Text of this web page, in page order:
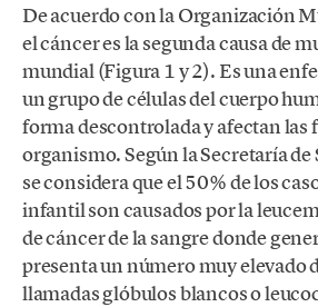
De acuerdo con la Organización
el cáncer es la segunda causa de
mundial (Figura 1 y 2). Es una
un grupo de células del cuerpo
forma descontrolada y afectan las
organismo. Según la Secretaría
se considera que el 50% de los
infantil son causados por la
de cáncer de la sangre donde
presenta un número muy elevado
llamadas glóbulos blancos o